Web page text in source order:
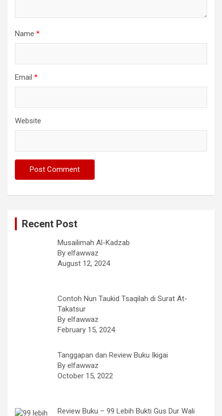
Name *
Email *
Website
Recent Post
Musailimah Al-Kadzab
By elfawwaz
August 12, 2024
Contoh Nun Taukid Tsaqilah di Surat At-
Takatsur
By elfawwaz
February 15, 2024
Tanggapan dan Review Buku Ikigai
By elfawwaz
October 15, 2022
Review Buku – 99 Lebih Bukti Gus Dur Wali